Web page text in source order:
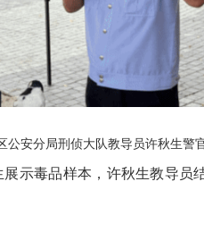
公安分局刑侦大队教导员许秋生警
示毒品样本，许秋生教导员